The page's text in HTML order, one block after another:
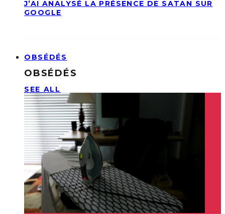
J’AI ANALYSÉ LA PRÉSENCE DE SATAN SUR
GOOGLE
OBSÉDÉS
OBSÉDÉS
SEE ALL